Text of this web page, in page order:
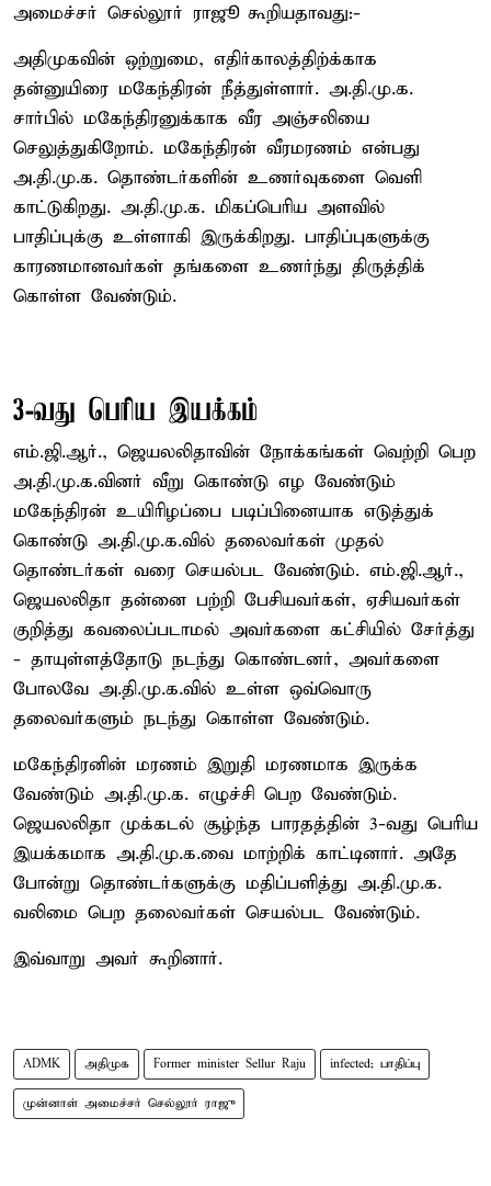
அமைச்சர் செல்லூர் ராஜூ கூறியதாவது:-
அதிமுகவின் ஒற்றுமை, எதிர்காலத்திற்க்காக
தன்னுயிரை மகேந்திரன் நீத்துள்ளார். அ.தி.மு.க.
சார்பில் மகேந்திரனுக்காக வீர அஞ்சலியை
செலுத்துகிறோம். மகேந்திரன் வீரமரணம் என்பது
அ.தி.மு.க. தொண்டர்களின் உணர்வுகளை வெளி
காட்டுகிறது. அ.தி.மு.க. மிகப்பெரிய அளவில்
பாதிப்புக்கு உள்ளாகி இருக்கிறது. பாதிப்புகளுக்கு
காரணமானவர்கள் தங்களை உணர்ந்து திருத்திக்
கொள்ள வேண்டும்.
3-வது பெரிய இயக்கம்
எம்.ஜி.ஆர்., ஜெயலலிதாவின் நோக்கங்கள் வெற்றி பெற
அ.தி.மு.க.வினர் வீறு கொண்டு எழ வேண்டும்
மகேந்திரன் உயிரிழப்பை படிப்பினையாக எடுத்துக்
கொண்டு அ.தி.மு.க.வில் தலைவர்கள் முதல்
தொண்டர்கள் வரை செயல்பட வேண்டும். எம்.ஜி.ஆர்.,
ஜெயலலிதா தன்னை பற்றி பேசியவர்கள், ஏசியவர்கள்
குறித்து கவலைப்படாமல் அவர்களை கட்சியில் சேர்த்து
- தாயுள்ளத்தோடு நடந்து கொண்டனர், அவர்களை
போலவே அ.தி.மு.க.வில் உள்ள ஒவ்வொரு
தலைவர்களும் நடந்து கொள்ள வேண்டும்.
மகேந்திரனின் மரணம் இறுதி மரணமாக இருக்க
வேண்டும் அ.தி.மு.க. எழுச்சி பெற வேண்டும்.
ஜெயலலிதா முக்கடல் சூழ்ந்த பாரதத்தின் 3-வது பெரிய
இயக்கமாக அ.தி.மு.க.வை மாற்றிக் காட்டினார். அதே
போன்று தொண்டர்களுக்கு மதிப்பளித்து அ.தி.மு.க.
வலிமை பெற தலைவர்கள் செயல்பட வேண்டும்.
இவ்வாறு அவர் கூறினார்.
ADMK அதிமுக Former minister Sellur Raju infected; பாதிப்பு
முன்னாள் அமைச்சர் செல்லூர் ராஜு